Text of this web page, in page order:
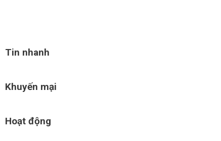
Tin nhanh
Khuyến mại
Hoạt động